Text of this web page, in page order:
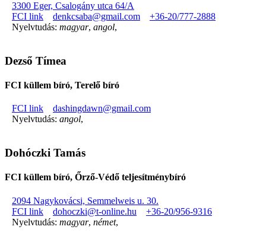
3300 Eger, Csalogány utca 64/A
FCI link
denkcsaba@gmail.com
+36-20/777-2888
Nyelvtudás: magyar, angol,
Dezső Tímea
FCI küllem bíró, Terelő bíró
FCI link
dashingdawn@gmail.com
Nyelvtudás: angol,
Dohóczki Tamás
FCI küllem bíró, Őrző-Védő teljesítménybíró
2094 Nagykovácsi, Semmelweis u. 30.
FCI link
dohoczki@t-online.hu
+36-20/956-9316
Nyelvtudás: magyar, német,